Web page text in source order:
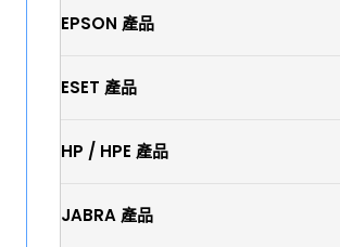
EPSON 產品
ESET 產品
HP / HPE 產品
JABRA 產品